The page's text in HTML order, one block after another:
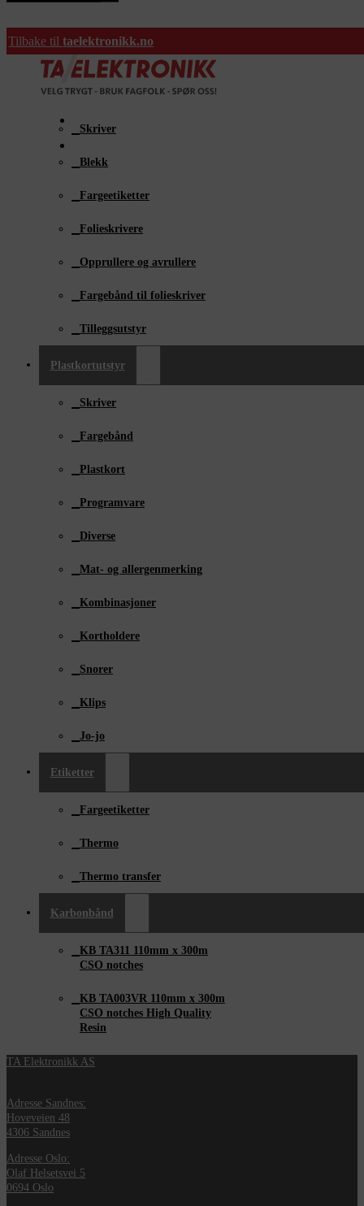
Tilbake tiltaelektronikk.no
Vi har kun et utvalg av vårt store produktsortiment i nettbutikken
Finner du ikke ønsket produkt, ta kontakt med oss.
Farge-etikettskriver
Skriver
Blekk
Fargeetiketter
Folieskrivere
Opprullere og avrullere
Fargebånd til folieskriver
Tilleggsutstyr
Plastkortutstyr
Skriver
Fargebånd
Plastkort
Programvare
Diverse
Mat- og allergenmerking
Kombinasjoner
Kortholdere
Snorer
Klips
Jo-jo
Etiketter
Fargeetiketter
Thermo
Thermo transfer
Karbonbånd
KB TA311 110mm x ­300m
CSO notches
KB TA003VR 110mm x 300m
CSO notches High Quality
Resin
TA Elektronikk AS
Adresse Sandnes:
Hoveveien 48
4306 Sandnes
Adresse Oslo:
Olaf Helsetsvei 5
0694 Oslo